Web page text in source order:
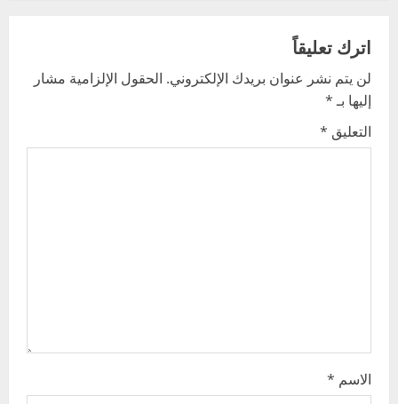
v
i
g
اترك تعليقاً
لن يتم نشر عنوان بريدك الإلكتروني. الحقول الإلزامية مشار
إليها بـ*
التعليق *
الاسم *